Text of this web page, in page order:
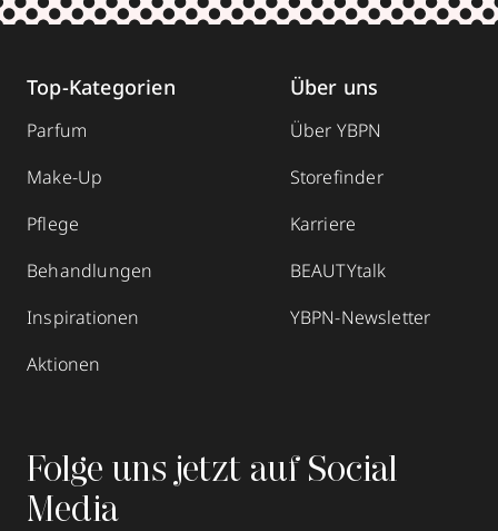
Top-Kategorien
Parfum
Make-Up
Pflege
Behandlungen
Inspirationen
Aktionen
Über uns
Über YBPN
Storefinder
Karriere
BEAUTYtalk
YBPN-Newsletter
Folge uns jetzt auf Social
Media